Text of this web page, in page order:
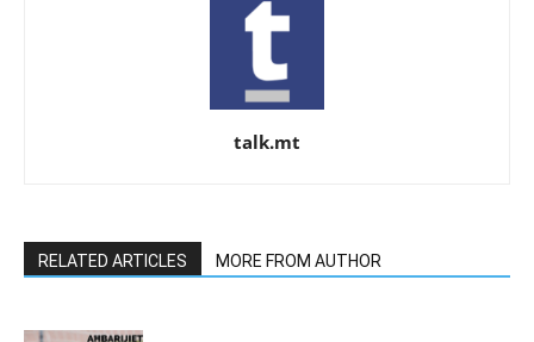
talk.mt
RELATED ARTICLES MORE FROM AUTHOR